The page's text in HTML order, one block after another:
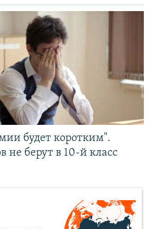
будет коротким".
не берут в 10-й класс